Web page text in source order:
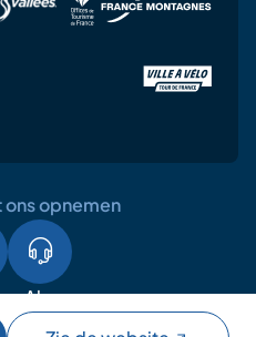
Algemene
opnemen